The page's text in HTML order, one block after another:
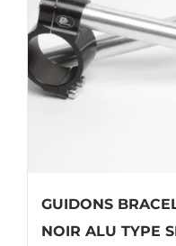
GUIDONS
NOIR ALU TYPE